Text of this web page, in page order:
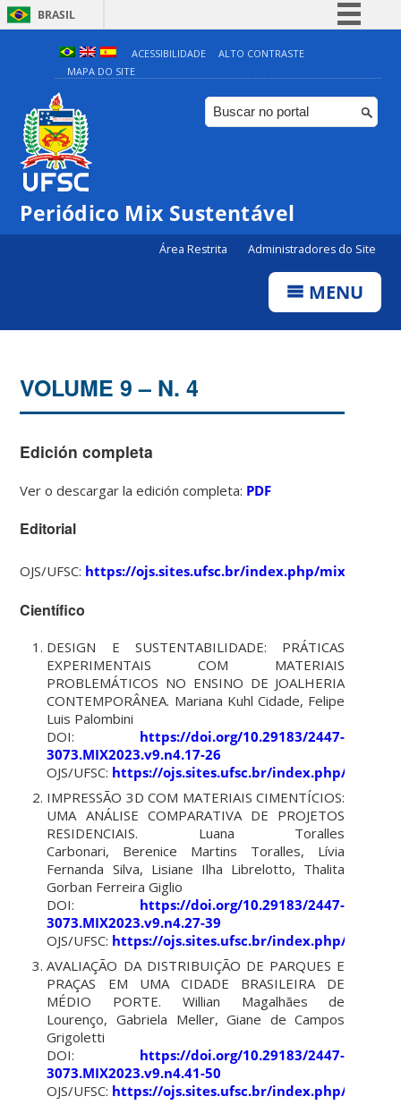
BRASIL
Simplifique!
Comunica BR
Participe
ACESSIBILIDADE
ALTO CONTRASTE
MAPA DO SITE
Periódico Mix Sustentável
Área Restrita Administradores do Site
MENU
VOLUME 9 – N. 4
Edición completa
Ver o descargar la edición completa: PDF
Editorial
OJS/UFSC: https://ojs.sites.ufsc.br/index.php/
Científico
DESIGN E SUSTENTABILIDADE: PRÁTICAS
EXPERIMENTAIS COM MATERIAIS
PROBLEMÁTICOS NO ENSINO DE JOALHERIA
CONTEMPORÂNEA. Mariana Kuhl Cidade, Felipe
Luis Palombini
DOI: https://doi.org/10.29183/2447-
3073.MIX2023.v9.n4.17-26
OJS/UFSC: https://ojs.sites.ufsc.br/index.php/
IMPRESSÃO 3D COM MATERIAIS CIMENTÍCIOS:
UMA ANÁLISE COMPARATIVA DE PROJETOS
RESIDENCIAIS. Luana Toralles
Carbonari, Berenice Martins Toralles, Lívia
Fernanda Silva, Lisiane Ilha Librelotto, Thalita
Gorban Ferreira Giglio
DOI: https://doi.org/10.29183/2447-
3073.MIX2023.v9.n4.27-39
OJS/UFSC: https://ojs.sites.ufsc.br/index.php/
AVALIAÇÃO DA DISTRIBUIÇÃO DE PARQUES E
PRAÇAS EM UMA CIDADE BRASILEIRA DE
MÉDIO PORTE. Willian Magalhães de
Lourenço, Gabriela Meller, Giane de Campos
Grigoletti
DOI: https://doi.org/10.29183/2447-
3073.MIX2023.v9.n4.41-50
OJS/UFSC: https://ojs.sites.ufsc.br/index.php/